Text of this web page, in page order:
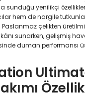
sunduğu yenilikçi
hem de nargile
çelikten
sunarken, gelişmiş
duman performansı